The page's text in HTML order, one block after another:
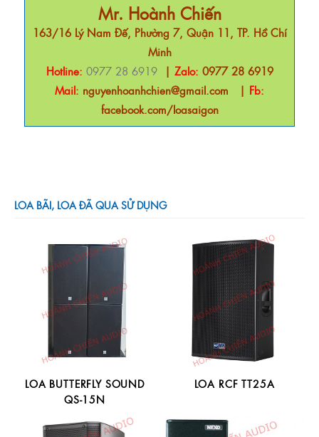
Mr. Hoành Chiến
163/16 Lý Nam Đế, Phường 7, Quận 11, TP. Hồ Chí
Minh
Hotline: 0977 28 6919| Zalo: 0977 28 6919
Mail: nguyenhoanhchien@gmail.com | Fb:
facebook.com/loasaigon
LOA BÃI, LOA ĐÃ QUA SỬ DỤNG
LOA BUTTERFLY SOUND
QS-15N
LOA RCF TT25A